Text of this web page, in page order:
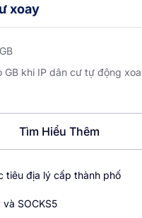
xoay
GB khi IP dân cư tự động
Tìm Hiểu Thêm
tiêu địa lý cấp thành phố
và SOCKS5